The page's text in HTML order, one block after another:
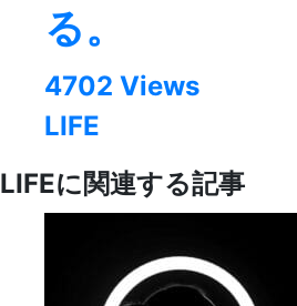
る。
4702 Views
LIFE
LIFEに関連する記事